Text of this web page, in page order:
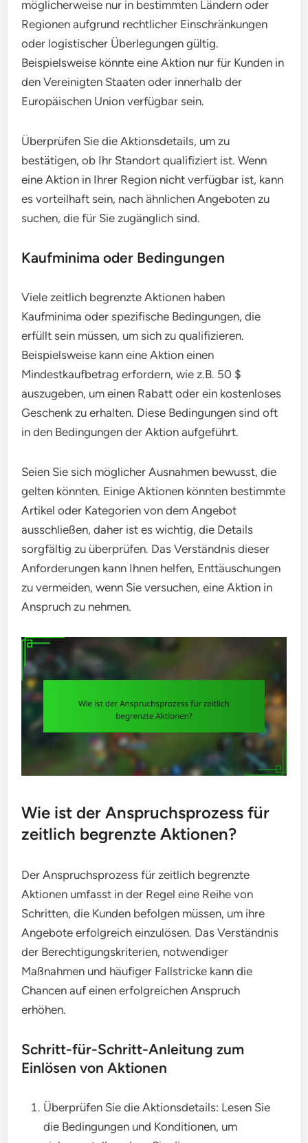
möglicherweise nur in bestimmten Ländern oder
Regionen aufgrund rechtlicher Einschränkungen
oder logistischer Überlegungen gültig.
Beispielsweise könnte eine Aktion nur für Kunden in
den Vereinigten Staaten oder innerhalb der
Europäischen Union verfügbar sein.
Überprüfen Sie die Aktionsdetails, um zu
bestätigen, ob Ihr Standort qualifiziert ist. Wenn
eine Aktion in Ihrer Region nicht verfügbar ist, kann
es vorteilhaft sein, nach ähnlichen Angeboten zu
suchen, die für Sie zugänglich sind.
Kaufminima oder Bedingungen
Viele zeitlich begrenzte Aktionen haben
Kaufminima oder spezifische Bedingungen, die
erfüllt sein müssen, um sich zu qualifizieren.
Beispielsweise kann eine Aktion einen
Mindestkaufbetrag erfordern, wie z.B. 50 $
auszugeben, um einen Rabatt oder ein kostenloses
Geschenk zu erhalten. Diese Bedingungen sind oft
in den Bedingungen der Aktion aufgeführt.
Seien Sie sich möglicher Ausnahmen bewusst, die
gelten könnten. Einige Aktionen könnten bestimmte
Artikel oder Kategorien von dem Angebot
ausschließen, daher ist es wichtig, die Details
sorgfältig zu überprüfen. Das Verständnis dieser
Anforderungen kann Ihnen helfen, Enttäuschungen
zu vermeiden, wenn Sie versuchen, eine Aktion in
Anspruch zu nehmen.
Wie ist der Anspruchsprozess für
zeitlich begrenzte Aktionen?
Der Anspruchsprozess für zeitlich begrenzte
Aktionen umfasst in der Regel eine Reihe von
Schritten, die Kunden befolgen müssen, um ihre
Angebote erfolgreich einzulösen. Das Verständnis
der Berechtigungskriterien, notwendiger
Maßnahmen und häufiger Fallstricke kann die
Chancen auf einen erfolgreichen Anspruch
erhöhen.
Schritt-für-Schritt-Anleitung zum
Einlösen von Aktionen
Überprüfen Sie die Aktionsdetails: Lesen Sie
die Bedingungen und Konditionen, um